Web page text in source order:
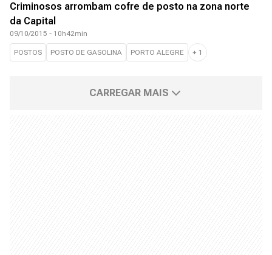
Criminosos arrombam cofre de posto na zona norte
da Capital
09/10/2015 - 10h42min
POSTOS POSTO DE GASOLINA PORTO ALEGRE + 1
CARREGAR MAIS